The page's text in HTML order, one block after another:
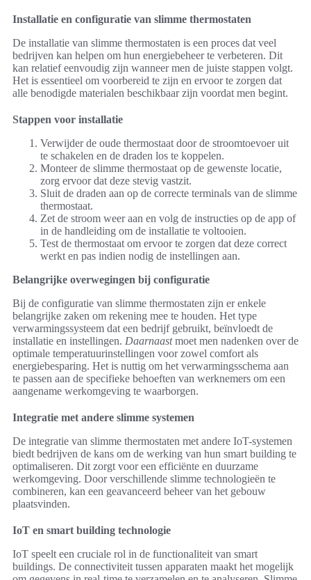
Installatie en configuratie van slimme thermostaten
De installatie van slimme thermostaten is een proces dat veel
bedrijven kan helpen om hun energiebeheer te verbeteren. Dit
kan relatief eenvoudig zijn wanneer men de juiste stappen volgt.
Het is essentieel om voorbereid te zijn en ervoor te zorgen dat
alle benodigde materialen beschikbaar zijn voordat men begint.
Stappen voor installatie
Verwijder de oude thermostaat door de stroomtoevoer uit
te schakelen en de draden los te koppelen.
Monteer de slimme thermostaat op de gewenste locatie,
zorg ervoor dat deze stevig vastzit.
Sluit de draden aan op de correcte terminals van de slimme
thermostaat.
Zet de stroom weer aan en volg de instructies op de app of
in de handleiding om de installatie te voltooien.
Test de thermostaat om ervoor te zorgen dat deze correct
werkt en pas indien nodig de instellingen aan.
Belangrijke overwegingen bij configuratie
Bij de configuratie van slimme thermostaten zijn er enkele
belangrijke zaken om rekening mee te houden. Het type
verwarmingssysteem dat een bedrijf gebruikt, beïnvloedt de
installatie en instellingen. Daarnaastmoet men nadenken over de
optimale temperatuurinstellingen voor zowel comfort als
energiebesparing. Het is nuttig om het verwarmingsschema aan
te passen aan de specifieke behoeften van werknemers om een
aangename werkomgeving te waarborgen.
Integratie met andere slimme systemen
De integratie van slimme thermostaten met andere IoT-systemen
biedt bedrijven de kans om de werking van hun smart building te
optimaliseren. Dit zorgt voor een efficiënte en duurzame
werkomgeving. Door verschillende slimme technologieën te
combineren, kan een geavanceerd beheer van het gebouw
plaatsvinden.
IoT en smart building technologie
IoT speelt een cruciale rol in de functionaliteit van smart
buildings. De connectiviteit tussen apparaten maakt het mogelijk